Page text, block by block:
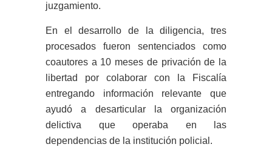
juzgamiento.
En el desarrollo de la diligencia, tres
procesados fueron sentenciados como
coautores a 10 meses de privación de la
libertad por colaborar con la Fiscalía
entregando información relevante que
ayudó a desarticular la organización
delictiva que operaba en las
dependencias de la institución policial.